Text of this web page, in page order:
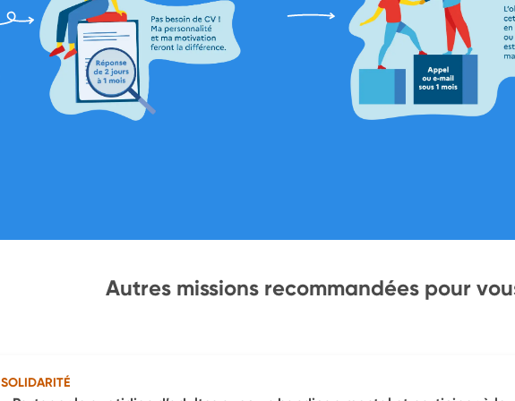
Autres missions recommandées pour
SOLIDARITÉ